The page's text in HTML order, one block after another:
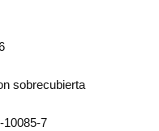
sobrecubierta
10085-7